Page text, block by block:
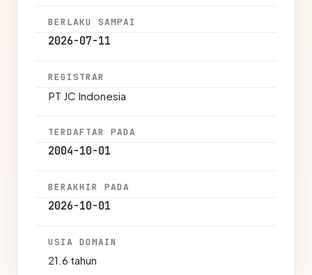
BERLAKU SAMPAI
2026-07-11
REGISTRAR
PT JC Indonesia
TERDAFTAR PADA
2004-10-01
BERAKHIR PADA
2026-10-01
USIA DOMAIN
21.6 tahun